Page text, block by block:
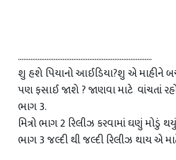
...........................................................................
શુ હશે પિયાનો આઈડિયા?શુ એ માહીને
પણ ફસાઈ જાશે ? જાણવા માટે વાંચતાં
ભાગ 3.
મિત્રો ભાગ 2 રિલીઝ કરવામાં ઘણું મોડું
ભાગ 3 જલ્દી થી જલ્દી રિલીઝ થાય એ